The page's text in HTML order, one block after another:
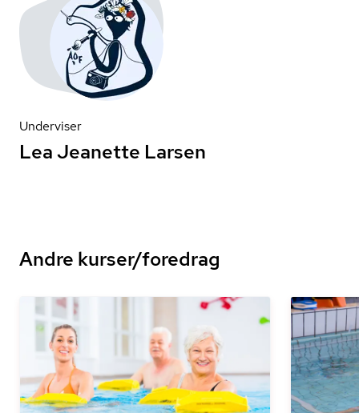
Underviser
Lea Jeanette Larsen
Andre kurser/foredrag